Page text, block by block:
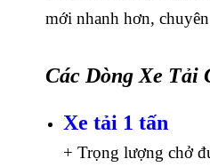
mới nhanh hơn,
Các Dòng Xe Tải
Xe tải 1 tấn
+ Trọng lượng chở